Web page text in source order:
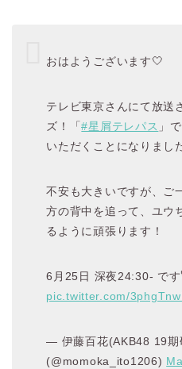
おはようございます🤍
テレビ東京さんにて放送
ズ！「#星屑テレパス 」
いただくことになりまし
不安も大きいですが、ご
方の背中を追って、ユウ
るように頑張ります！
6月25日 深夜24:30- です
pic.twitter.com/
— 伊藤百花(AKB48 19期
(@momoka_ito1206)